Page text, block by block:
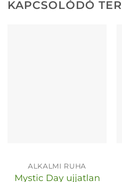
KAPCSOLÓDÓ
ALKALMI RUHA
Mystic Day ujjatlan